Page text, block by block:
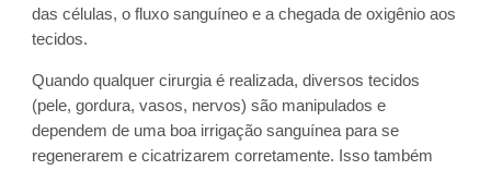
das células, o fluxo sanguíneo e a chegada de oxigênio aos
tecidos.
Quando qualquer cirurgia é realizada, diversos tecidos
(pele, gordura, vasos, nervos) são manipulados e
dependem de uma boa irrigação sanguínea para se
regenerarem e cicatrizarem corretamente. Isso também